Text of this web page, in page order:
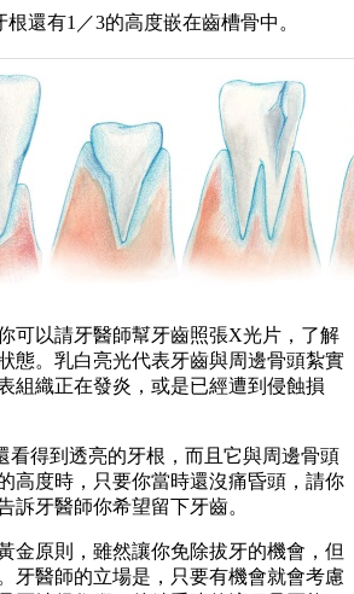
還有1／3的高度嵌在齒槽骨中。
可以請牙醫師幫牙齒照張X光片，了解
態。乳白亮光代表牙齒與周邊骨頭紮實
組織正在發炎，或是已經遭到侵蝕損
看得到透亮的牙根，而且它與周邊骨頭
高度時，只要你當時還沒痛昏頭，請你
訴牙醫師你希望留下牙齒。
金原則，雖然讓你免除拔牙的機會，但
牙醫師的立場是，只要有機會就會考慮